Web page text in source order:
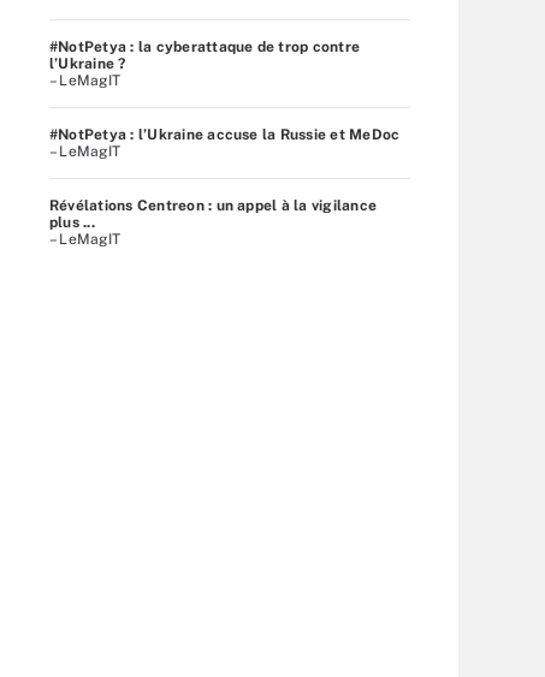
#NotPetya : la cyberattaque de trop contre
l’Ukraine ?
– LeMagIT
#NotPetya : l’Ukraine accuse la Russie et MeDoc
– LeMagIT
Révélations Centreon : un appel à la vigilance
plus ...
– LeMagIT